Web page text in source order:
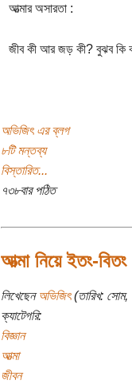
আত্মার অসারতা :
জীব কী আর জড় কী? বুঝব কি
অভিজিৎ এর ব্লগ
৮টি মন্তব্য
বিস্তারিত...
৭৩৮বার পঠিত
আত্মা নিয়ে ইতং-
লিখেছেনঅভিজিৎ(তারিখ: সোম,
ক্যাটেগরি:
বিজ্ঞান
আত্মা
জীবন